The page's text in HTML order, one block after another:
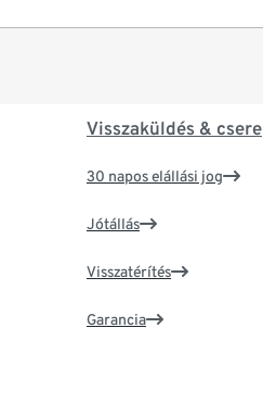
Visszaküldés & csere
30 napos elállási jog
Jótállás
Visszatérítés
Garancia